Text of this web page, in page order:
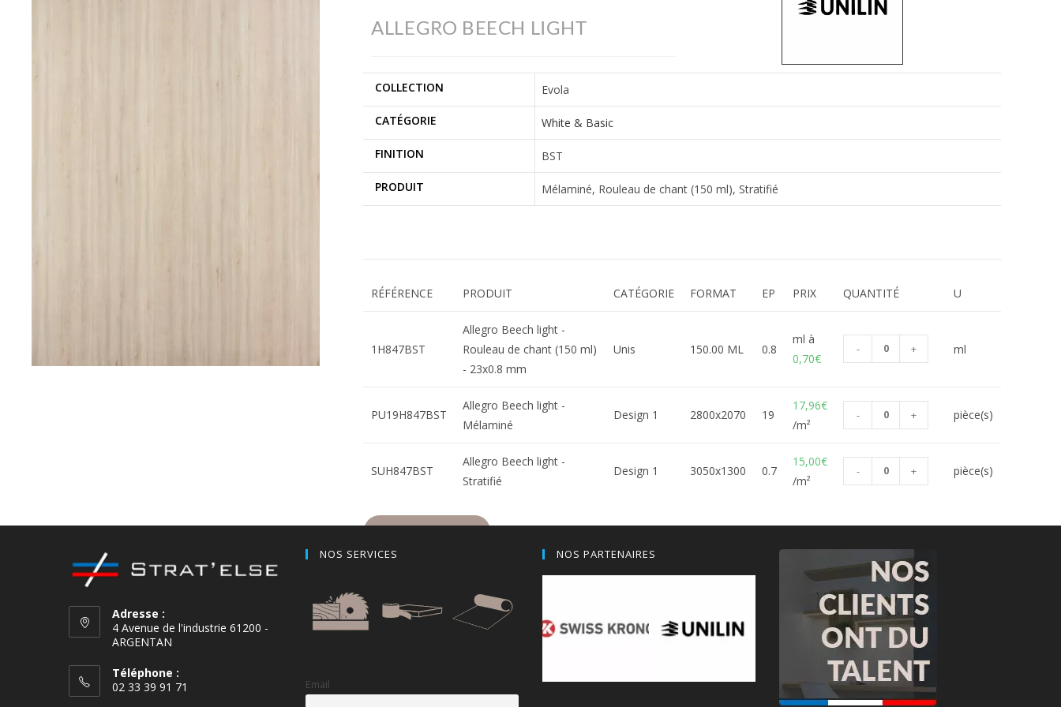
ALLEGRO BEECH LIGHT
COLLECTION Evola
CATÉGORIE White & Basic
FINITION BST
PRODUIT Mélaminé, Rouleau de chant (150 ml), Stratifié
RÉFÉRENCE PRODUIT CATÉGORIE FORMAT EP PRIX QUANTITÉ U
1H847BST
Allegro Beech light -
Rouleau de chant (150 ml)
- 23x0.8 mm
Unis 150.00 ML 0.8
ml à
0,70€
- + ml
PU19H847BST
Allegro Beech light -
Mélaminé
Design 1 2800x2070 19
17,96€
/m²
- + pièce(s)
SUH847BST
Allegro Beech light -
Stratifié
Design 1 3050x1300 0.7
15,00€
/m²
- + pièce(s)
Adresse :
4 Avenue de l'industrie 61200 -
ARGENTAN
Téléphone :
02 33 39 91 71
NOS SERVICES
Email
NOS PARTENAIRES